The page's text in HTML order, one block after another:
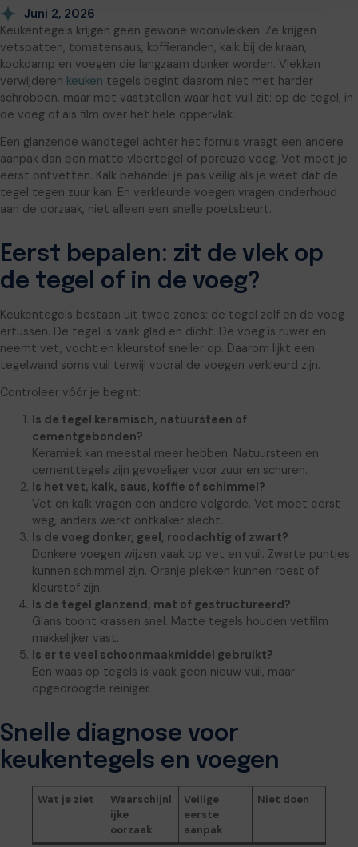
Juni 2, 2026
Keukentegels krijgen geen gewone woonvlekken. Ze krijgen
vetspatten, tomatensaus, koffieranden, kalk bij de kraan,
kookdamp en voegen die langzaam donker worden. Vlekken
verwijderen keuken tegels begint daarom niet met harder
schrobben, maar met vaststellen waar het vuil zit: op de tegel, in
de voeg of als film over het hele oppervlak.
Een glanzende wandtegel achter het fornuis vraagt een andere
aanpak dan een matte vloertegel of poreuze voeg. Vet moet je
eerst ontvetten. Kalk behandel je pas veilig als je weet dat de
tegel tegen zuur kan. En verkleurde voegen vragen onderhoud
aan de oorzaak, niet alleen een snelle poetsbeurt.
Eerst bepalen: zit de vlek op
de tegel of in de voeg?
Keukentegels bestaan uit twee zones: de tegel zelf en de voeg
ertussen. De tegel is vaak glad en dicht. De voeg is ruwer en
neemt vet, vocht en kleurstof sneller op. Daarom lijkt een
tegelwand soms vuil terwijl vooral de voegen verkleurd zijn.
Controleer vóór je begint:
Is de tegel keramisch, natuursteen of
cementgebonden?
Keramiek kan meestal meer hebben. Natuursteen en
cementtegels zijn gevoeliger voor zuur en schuren.
Is het vet, kalk, saus, koffie of schimmel?
Vet en kalk vragen een andere volgorde. Vet moet eerst
weg, anders werkt ontkalker slecht.
Is de voeg donker, geel, roodachtig of zwart?
Donkere voegen wijzen vaak op vet en vuil. Zwarte puntjes
kunnen schimmel zijn. Oranje plekken kunnen roest of
kleurstof zijn.
Is de tegel glanzend, mat of gestructureerd?
Glans toont krassen snel. Matte tegels houden vetfilm
makkelijker vast.
Is er te veel schoonmaakmiddel gebruikt?
Een waas op tegels is vaak geen nieuw vuil, maar
opgedroogde reiniger.
Snelle diagnose voor
keukentegels en voegen
Wat je ziet
Waarschijnl
ijke
oorzaak
Veilige
eerste
aanpak
Niet doen